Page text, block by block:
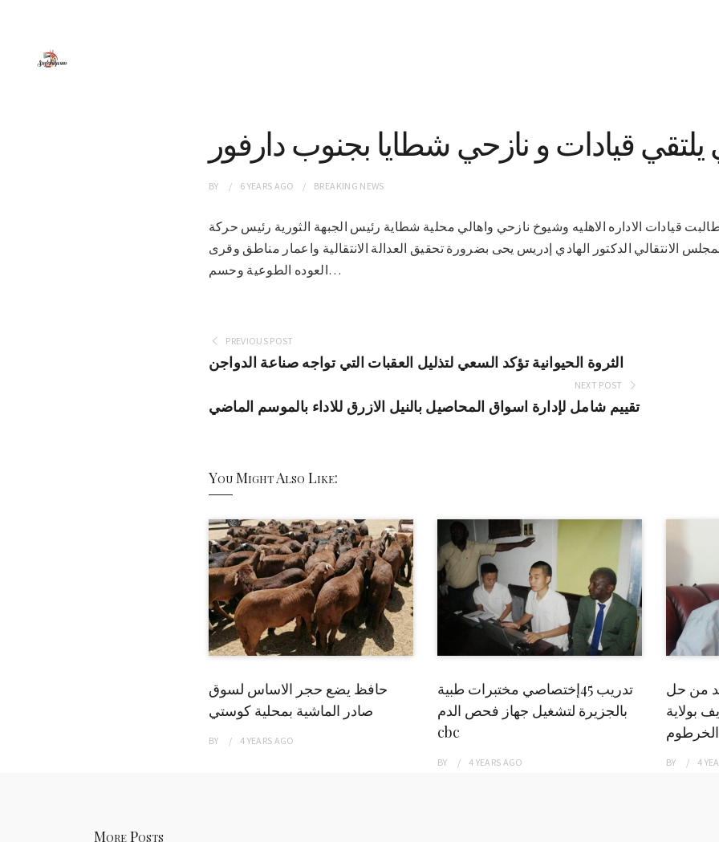
يلتقي قيادات و نازحي شطايا بجنوب دارفور
BY 6 YEARS AGO BREAKING NEWS
سونا)- طالبت قيادات الاداره الاهليه وشيوخ نازحي واهالي محلية شطاية رئيس الجبهة الثورية رئيس حركة
الانتقالي الدكتور الهادي إدريس يحى بضرورة تحقيق العدالة الانتقالية واعمار مناطق وقرى
العوده الطوعية وحسم…
PREVIOUS POST
الثروة الحيوانية تؤكد السعي لتذليل العقبات التي تواجه صناعة الدواجن
NEXT POST
تقييم شامل لإدارة اسواق المحاصيل بالنيل الازرق للاداء بالموسم الماضي
You Might Also Like:
حافظ يضع حجر الاساس لسوق
صادر الماشية بمحلية كوستي
BY 4 YEARS AGO
تدريب 45إختصاصي مختبرات طبية
بالجزيرة لتشغيل جهاز فحص الدم
cbc
BY 4 YEARS AGO
من حل
بولاية
الخرطوم
BY 4
More Posts